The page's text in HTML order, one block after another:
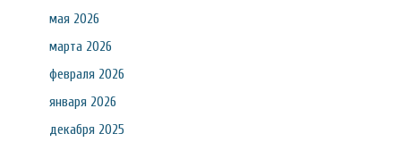
мая 2026
марта 2026
февраля 2026
января 2026
декабря 2025